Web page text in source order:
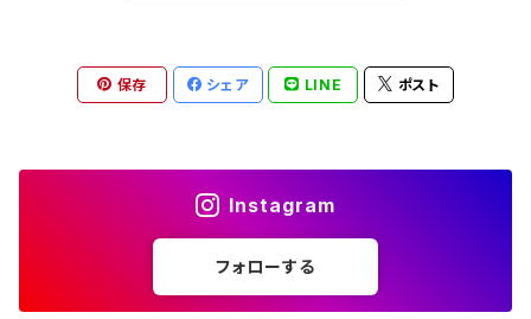
Sarah Coventry
保存 シェア LINE ポスト
Instagram
フォローする